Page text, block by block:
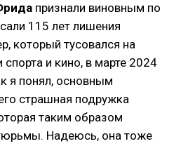
признали виновным по
115 лет лишения
который тусовался на
и кино, в марте 2024
я понял, основным
страшная подружка
таким образом
Надеюсь, она тоже